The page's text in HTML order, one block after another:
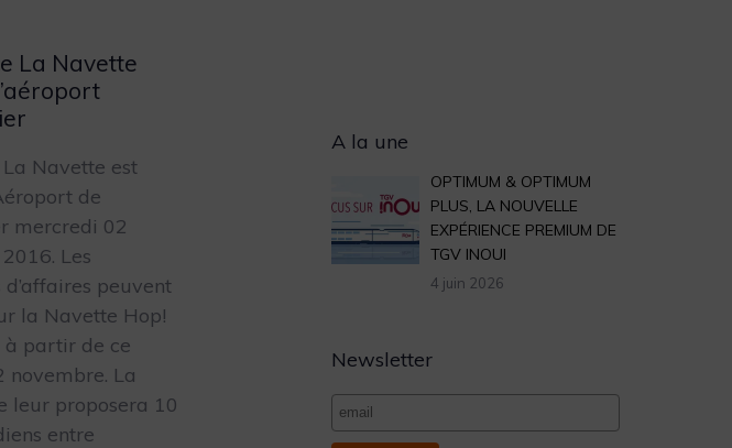
La Navette
Navette est
de
mercredi 02
Les
peuvent
la Navette Hop!
à partir de ce
novembre. La
leur proposera 10
entre
A la une
OPTIMUM & OPTIMUM
PLUS, LA NOUVELLE
EXPÉRIENCE PREMIUM DE
TGV INOUI
4 juin 2026
Newsletter